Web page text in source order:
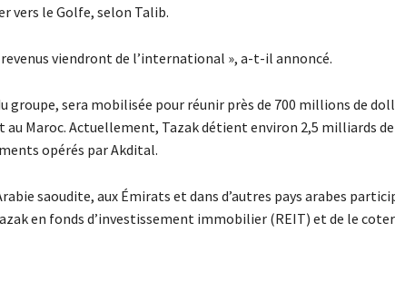
vers le Golfe, selon Talib.
revenus viendront de l’international », a-t-il annoncé.
groupe, sera mobilisée pour réunir près de 700 millions de
au Maroc. Actuellement, Tazak détient environ 2,5 milliards
opérés par Akdital.
saoudite, aux Émirats et dans d’autres pays arabes
en fonds d’investissement immobilier (REIT) et de le coter